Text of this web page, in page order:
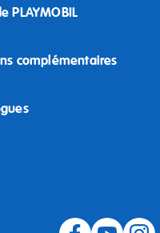
PLAYMOBIL
complémentaires